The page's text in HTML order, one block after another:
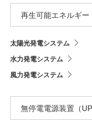
再生可能エネルギー
太陽光発電システム
水力発電システム
風力発電システム
無停電電源装置（